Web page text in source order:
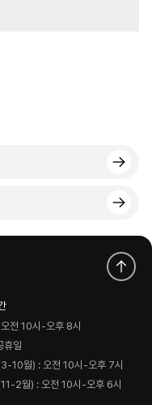
전 10시-오후 8시
휴일
10월) : 오전 10시-오후 7시
2월) : 오전 10시-오후 6시